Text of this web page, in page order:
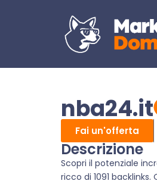
nba24.it
Fai un'offerta
Descrizione
Scopri il potenziale
ricco di 1091